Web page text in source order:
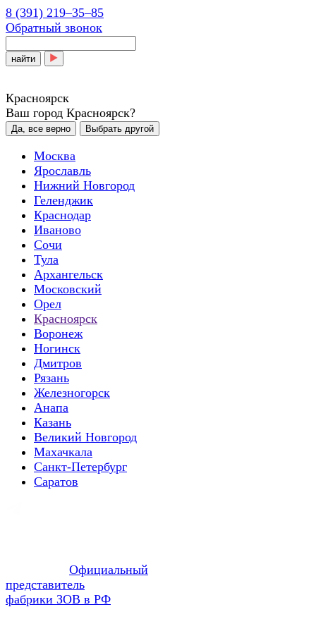
8 (391) 219‒35‒85
Обратный звонок
найти
Красноярск
Ваш город Красноярск?
Да, все верно Выбрать другой
Москва
Ярославль
Нижний Новгород
Геленджик
Краснодар
Иваново
Сочи
Тула
Архангельск
Московский
Орел
Красноярск
Воронеж
Ногинск
Дмитров
Рязань
Железногорск
Анапа
Казань
Великий Новгород
Махачкала
Санкт-Петербург
Саратов
Официальный
представитель
фабрики ЗОВ в РФ